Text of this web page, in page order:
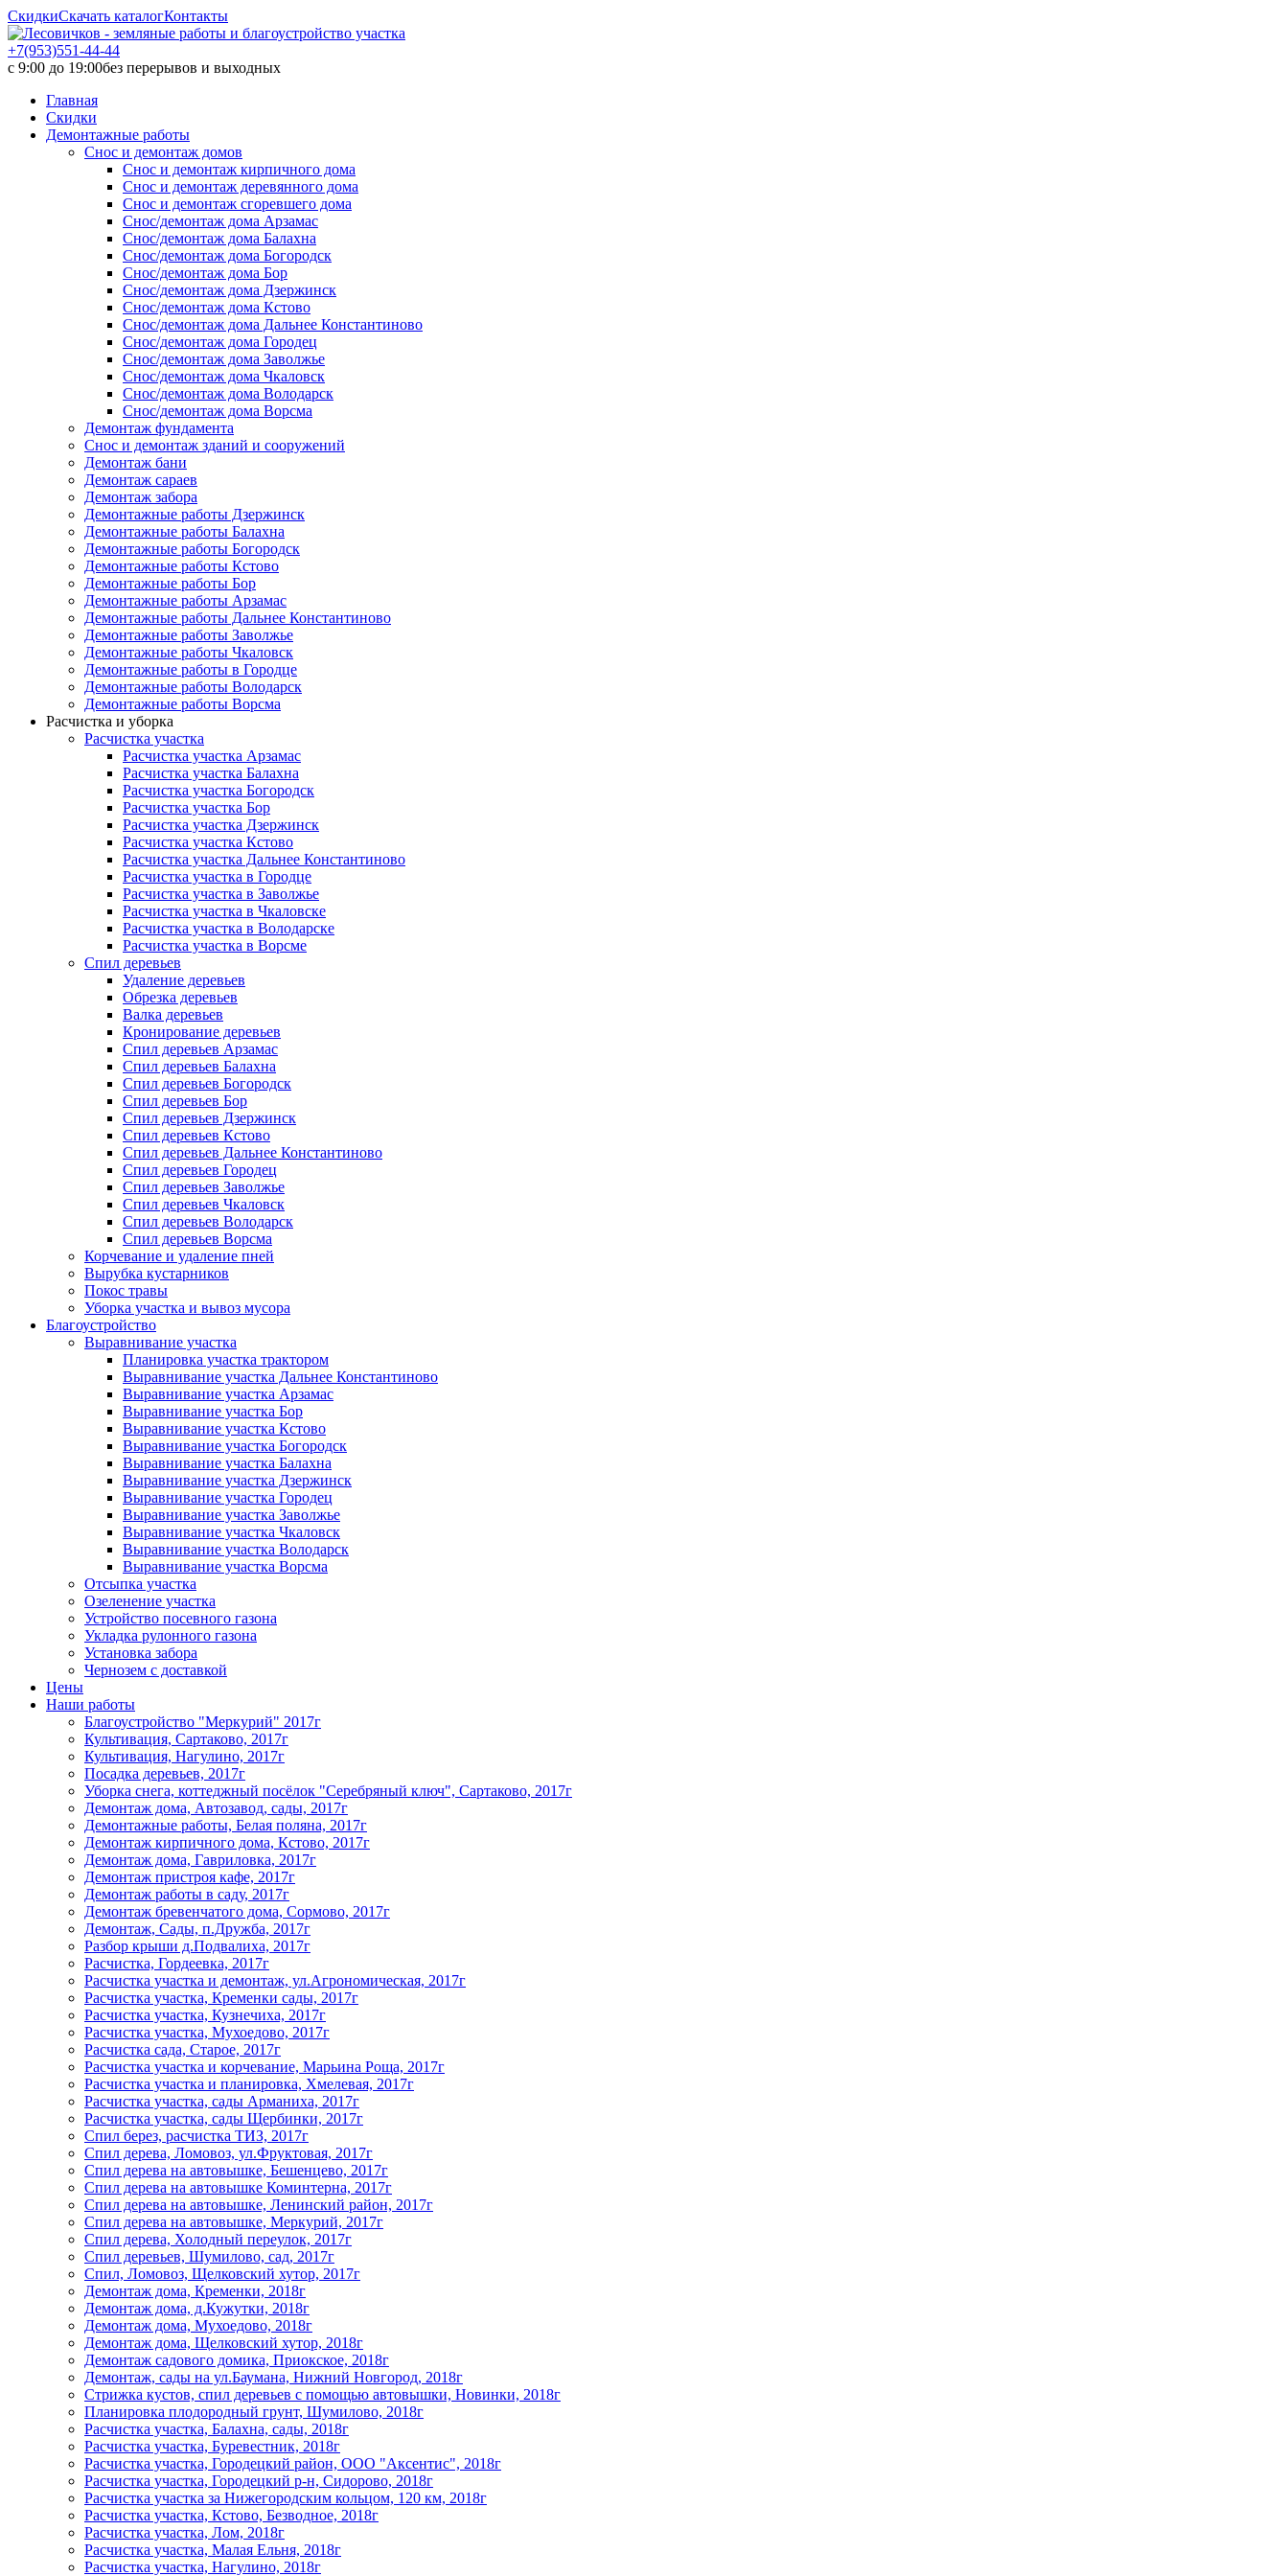
СкидкиСкачать каталогКонтакты
+7(953)551-44-44
с 9:00 до 19:00без перерывов и выходных
Главная
Скидки
Демонтажные работы
Снос и демонтаж домов
Снос и демонтаж кирпичного дома
Снос и демонтаж деревянного дома
Снос и демонтаж сгоревшего дома
Снос/демонтаж дома Арзамас
Снос/демонтаж дома Балахна
Снос/демонтаж дома Богородск
Снос/демонтаж дома Бор
Снос/демонтаж дома Дзержинск
Снос/демонтаж дома Кстово
Снос/демонтаж дома Дальнее Константиново
Снос/демонтаж дома Городец
Снос/демонтаж дома Заволжье
Снос/демонтаж дома Чкаловск
Снос/демонтаж дома Володарск
Снос/демонтаж дома Ворсма
Демонтаж фундамента
Снос и демонтаж зданий и сооружений
Демонтаж бани
Демонтаж сараев
Демонтаж забора
Демонтажные работы Дзержинск
Демонтажные работы Балахна
Демонтажные работы Богородск
Демонтажные работы Кстово
Демонтажные работы Бор
Демонтажные работы Арзамас
Демонтажные работы Дальнее Константиново
Демонтажные работы Заволжье
Демонтажные работы Чкаловск
Демонтажные работы в Городце
Демонтажные работы Володарск
Демонтажные работы Ворсма
Расчистка и уборка
Расчистка участка
Расчистка участка Арзамас
Расчистка участка Балахна
Расчистка участка Богородск
Расчистка участка Бор
Расчистка участка Дзержинск
Расчистка участка Кстово
Расчистка участка Дальнее Константиново
Расчистка участка в Городце
Расчистка участка в Заволжье
Расчистка участка в Чкаловске
Расчистка участка в Володарске
Расчистка участка в Ворсме
Спил деревьев
Удаление деревьев
Обрезка деревьев
Валка деревьев
Кронирование деревьев
Спил деревьев Арзамас
Спил деревьев Балахна
Спил деревьев Богородск
Спил деревьев Бор
Спил деревьев Дзержинск
Спил деревьев Кстово
Спил деревьев Дальнее Константиново
Спил деревьев Городец
Спил деревьев Заволжье
Спил деревьев Чкаловск
Спил деревьев Володарск
Спил деревьев Ворсма
Корчевание и удаление пней
Вырубка кустарников
Покос травы
Уборка участка и вывоз мусора
Благоустройство
Выравнивание участка
Планировка участка трактором
Выравнивание участка Дальнее Константиново
Выравнивание участка Арзамас
Выравнивание участка Бор
Выравнивание участка Кстово
Выравнивание участка Богородск
Выравнивание участка Балахна
Выравнивание участка Дзержинск
Выравнивание участка Городец
Выравнивание участка Заволжье
Выравнивание участка Чкаловск
Выравнивание участка Володарск
Выравнивание участка Ворсма
Отсыпка участка
Озеленение участка
Устройство посевного газона
Укладка рулонного газона
Установка забора
Чернозем с доставкой
Цены
Наши работы
Благоустройство "Меркурий" 2017г
Культивация, Сартаково, 2017г
Культивация, Нагулино, 2017г
Посадка деревьев, 2017г
Уборка снега, коттеджный посёлок "Серебряный ключ", Сартаково, 2017г
Демонтаж дома, Автозавод, сады, 2017г
Демонтажные работы, Белая поляна, 2017г
Демонтаж кирпичного дома, Кстово, 2017г
Демонтаж дома, Гавриловка, 2017г
Демонтаж пристроя кафе, 2017г
Демонтаж работы в саду, 2017г
Демонтаж бревенчатого дома, Сормово, 2017г
Демонтаж, Сады, п.Дружба, 2017г
Разбор крыши д.Подвалиха, 2017г
Расчистка, Гордеевка, 2017г
Расчистка участка и демонтаж, ул.Агрономическая, 2017г
Расчистка участка, Кременки сады, 2017г
Расчистка участка, Кузнечиха, 2017г
Расчистка участка, Мухоедово, 2017г
Расчистка сада, Старое, 2017г
Расчистка участка и корчевание, Марьина Роща, 2017г
Расчистка участка и планировка, Хмелевая, 2017г
Расчистка участка, сады Арманиха, 2017г
Расчистка участка, сады Щербинки, 2017г
Спил берез, расчистка ТИЗ, 2017г
Спил дерева, Ломовоз, ул.Фруктовая, 2017г
Спил дерева на автовышке, Бешенцево, 2017г
Спил дерева на автовышке Коминтерна, 2017г
Спил дерева на автовышке, Ленинский район, 2017г
Спил дерева на автовышке, Меркурий, 2017г
Спил дерева, Холодный переулок, 2017г
Спил деревьев, Шумилово, сад, 2017г
Спил, Ломовоз, Щелковский хутор, 2017г
Демонтаж дома, Кременки, 2018г
Демонтаж дома, д.Кужутки, 2018г
Демонтаж дома, Мухоедово, 2018г
Демонтаж дома, Щелковский хутор, 2018г
Демонтаж садового домика, Приокское, 2018г
Демонтаж, сады на ул.Баумана, Нижний Новгород, 2018г
Стрижка кустов, спил деревьев с помощью автовышки, Новинки, 2018г
Планировка плодородный грунт, Шумилово, 2018г
Расчистка участка, Балахна, сады, 2018г
Расчистка участка, Буревестник, 2018г
Расчистка участка, Городецкий район, ООО "Аксентис", 2018г
Расчистка участка, Городецкий р-н, Сидорово, 2018г
Расчистка участка за Нижегородским кольцом, 120 км, 2018г
Расчистка участка, Кстово, Безводное, 2018г
Расчистка участка, Лом, 2018г
Расчистка участка, Малая Ельня, 2018г
Расчистка участка, Нагулино, 2018г